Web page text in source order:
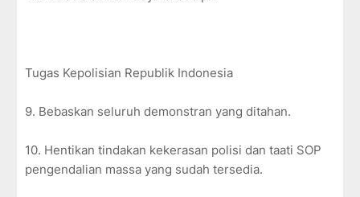
Tugas Kepolisian Republik Indonesia
9. Bebaskan seluruh demonstran yang ditahan.
10. Hentikan tindakan kekerasan polisi dan taati SOP
pengendalian massa yang sudah tersedia.